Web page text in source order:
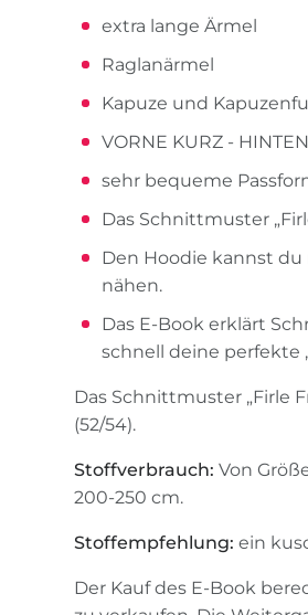
extra lange Ärmel
Raglanärmel
Kapuze und
VORNE KURZ -
sehr bequeme
Das Schnittmuster
Den Hoodie kannst
nähen.
Das E-Book erklärt
schnell deine perfekte
Das Schnittmuster „Firle
(52/54).
Stoffverbrauch: Von
200-250 cm.
Stoffempfehlung: ein
Der Kauf des E-Book